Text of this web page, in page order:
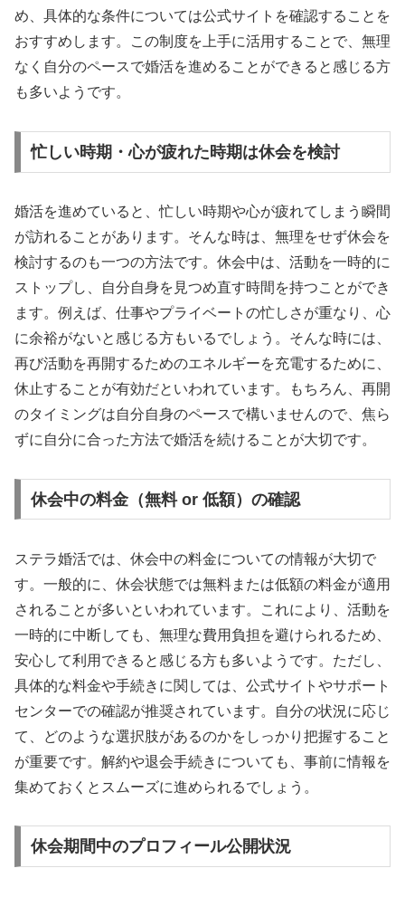
め、具体的な条件については公式サイトを確認することを
おすすめします。この制度を上手に活用することで、無理
なく自分のペースで婚活を進めることができると感じる方
も多いようです。
忙しい時期・心が疲れた時期は休会を検討
婚活を進めていると、忙しい時期や心が疲れてしまう瞬間
が訪れることがあります。そんな時は、無理をせず休会を
検討するのも一つの方法です。休会中は、活動を一時的に
ストップし、自分自身を見つめ直す時間を持つことができ
ます。例えば、仕事やプライベートの忙しさが重なり、心
に余裕がないと感じる方もいるでしょう。そんな時には、
再び活動を再開するためのエネルギーを充電するために、
休止することが有効だといわれています。もちろん、再開
のタイミングは自分自身のペースで構いませんので、焦ら
ずに自分に合った方法で婚活を続けることが大切です。
休会中の料金（無料 or 低額）の確認
ステラ婚活では、休会中の料金についての情報が大切で
す。一般的に、休会状態では無料または低額の料金が適用
されることが多いといわれています。これにより、活動を
一時的に中断しても、無理な費用負担を避けられるため、
安心して利用できると感じる方も多いようです。ただし、
具体的な料金や手続きに関しては、公式サイトやサポート
センターでの確認が推奨されています。自分の状況に応じ
て、どのような選択肢があるのかをしっかり把握すること
が重要です。解約や退会手続きについても、事前に情報を
集めておくとスムーズに進められるでしょう。
休会期間中のプロフィール公開状況